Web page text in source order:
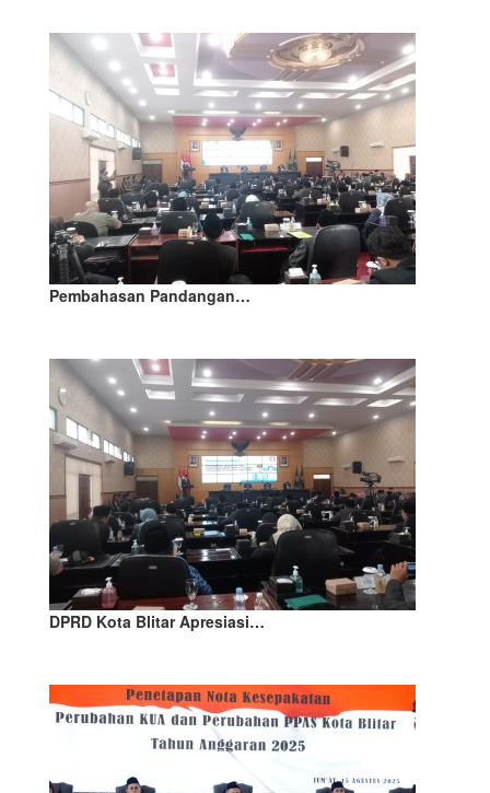
Pembahasan Pandangan…
DPRD Kota Blitar Apresiasi…